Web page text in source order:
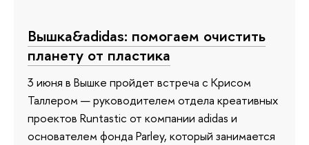
Вышка&аdidas: помогаем очистить
планету от пластика
3 июня в Вышке пройдет встреча с Крисом
Таллером — руководителем отдела креативных
проектов Runtastic от компании adidas и
основателем фонда Parley, который занимается